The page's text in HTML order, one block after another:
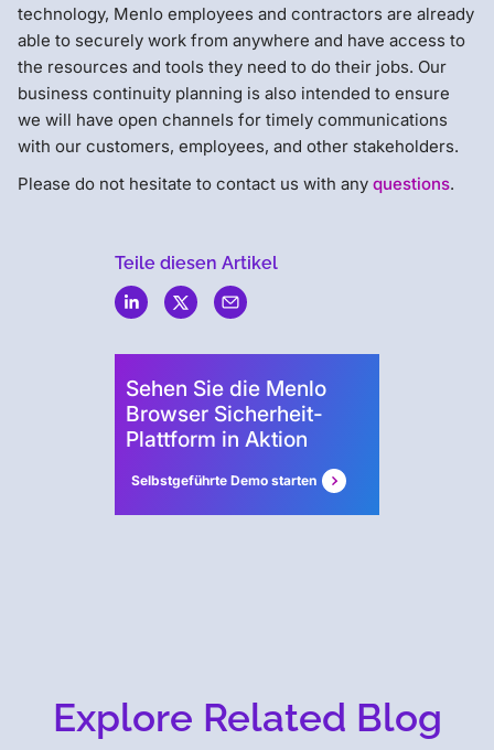
technology, Menlo employees and contractors are already
able to securely work from anywhere and have access to
the resources and tools they need to do their jobs. Our
business continuity planning is also intended to ensure
we will have open channels for timely communications
with our customers, employees, and other stakeholders.
Please do not hesitate to contact us with any questions.
Teile diesen Artikel
Sehen Sie die Menlo
Browser Sicherheit-
Plattform in Aktion
Selbstgeführte Demo starten
Explore Related Blog